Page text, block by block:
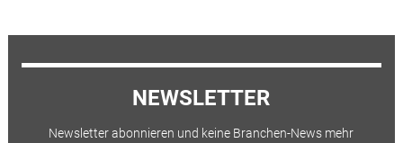
NEWSLETTER
Newsletter abonnieren und keine Branchen-News mehr